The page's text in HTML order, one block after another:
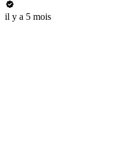
il y a 5 mois